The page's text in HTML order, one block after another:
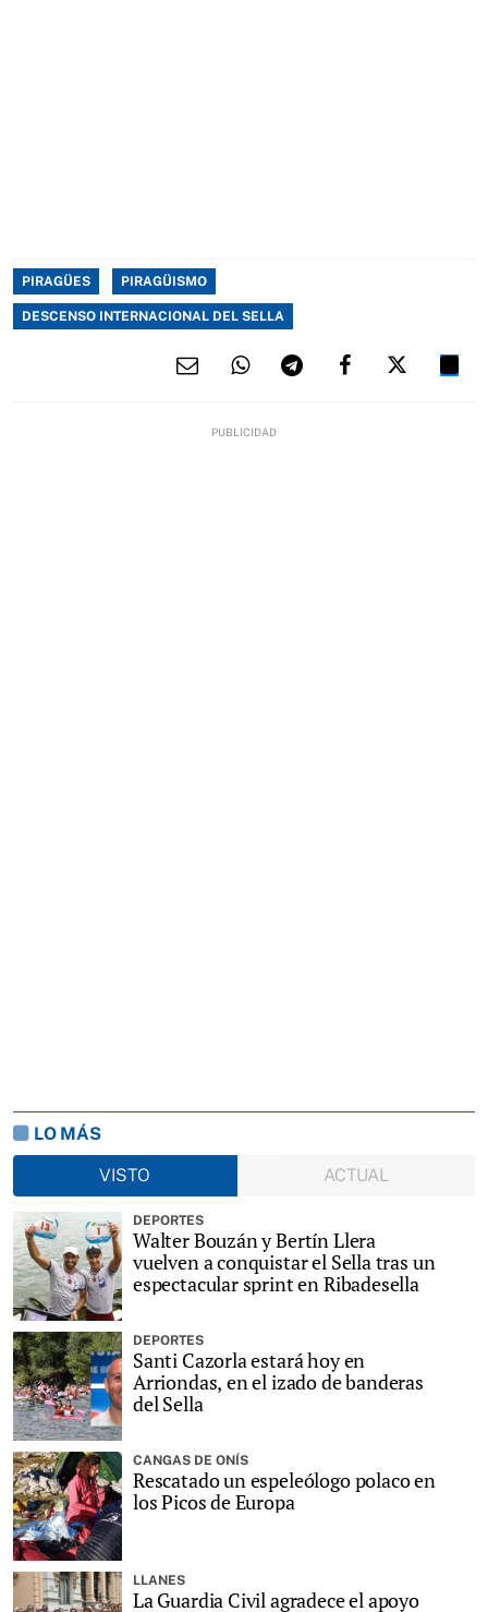
PIRAGÜES PIRAGÜISMO
DESCENSO INTERNACIONAL DEL SELLA
LO MÁS
VISTO
ACTUAL
DEPORTES
Walter Bouzán y Bertín Llera
vuelven a conquistar el Sella tras un
espectacular sprint en Ribadesella
DEPORTES
Santi Cazorla estará hoy en
Arriondas, en el izado de banderas
del Sella
CANGAS DE ONÍS
Rescatado un espeleólogo polaco en
los Picos de Europa
LLANES
La Guardia Civil agradece el apoyo